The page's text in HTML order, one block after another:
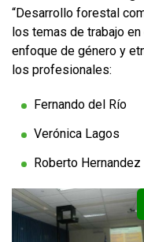
ESTUDIANTES
FUNCIONARIAS/OS
“Desarrollo forestal
los temas de trabajo
enfoque de género y
los profesionales:
Fernando del Río
Verónica Lagos
Roberto Hernandez
Zoom